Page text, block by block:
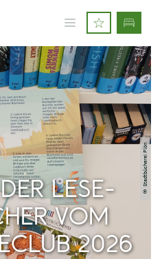
© Stadtbücherei Plön
LESE-
VOM
2026